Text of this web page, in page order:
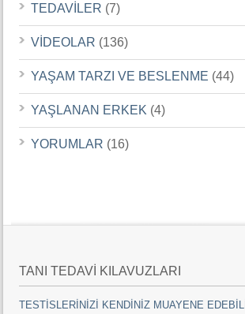
TEDAVİLER (7)
VİDEOLAR (136)
YAŞAM TARZI VE BESLENME (44)
YAŞLANAN ERKEK (4)
YORUMLAR (16)
TANI TEDAVİ KILAVUZLARI
TESTİSLERİNİZİ KENDİNİZ MUAYENE